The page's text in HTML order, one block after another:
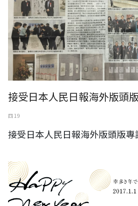
接受日本人民日報海外版頭
四 19
接受日本人民日報海外版頭版專
2017新年喜樂